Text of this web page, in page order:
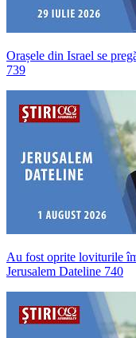
Orașele din Israel se
739
Au fost oprite loviturile
Jerusalem Dateline 740